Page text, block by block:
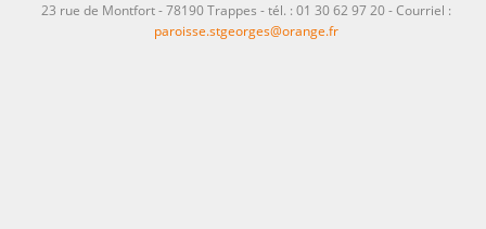
23 rue de Montfort - 78190 Trappes - tél. : 01 30 62 97 20 - Courriel :
paroisse.stgeorges@orange.fr